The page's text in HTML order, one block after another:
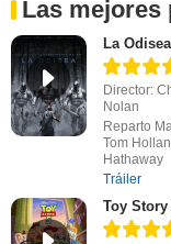
Las mejores
La Odisea
Director:
Nolan
Reparto
Tom
Hathaway
Tráiler
Toy Story